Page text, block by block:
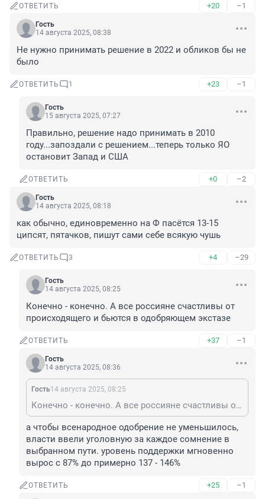
ОТВЕТИТЬ +20 –1
Гость
14 августа 2025, 08:38
Не нужно принимать решение в 2022 и обликов бы не
было
ОТВЕТИТЬ 1 +23 –1
Гость
15 августа 2025, 07:27
Правильно, решение надо принимать в 2010
году...запоздали с решением...теперь только ЯО
остановит Запад и США
ОТВЕТИТЬ +0 –2
Гость
14 августа 2025, 08:18
как обычно, единовременно на Ф пасётся 13-15
ципсят, пятачков, пишут сами себе всякую чушь
ОТВЕТИТЬ 3 +4 –29
Гость
14 августа 2025, 08:25
Конечно - конечно. А все россияне счастливы от
происходящего и бьются в одобряющем экстазе
ОТВЕТИТЬ +37 –1
Гость
14 августа 2025, 08:36
Гость14 августа 2025, 08:25
Конечно - конечно. А все россияне счастливы от происходящего и бьются в одобряющем экстазе
а чтобы всенародное одобрение не уменьшилось,
власти ввели уголовную за каждое сомнение в
выбранном пути. уровень поддержки мгновенно
вырос с 87% до примерно 137 - 146%
ОТВЕТИТЬ +25 –1